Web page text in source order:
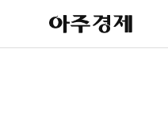
아
주
제